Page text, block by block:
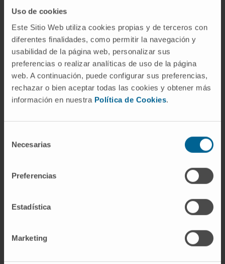
Uso de cookies
Este Sitio Web utiliza cookies propias y de terceros con
diferentes finalidades, como permitir la navegación y
usabilidad de la página web, personalizar sus
preferencias o realizar analíticas de uso de la página
web. A continuación, puede configurar sus preferencias,
rechazar o bien aceptar todas las cookies y obtener más
información en nuestra Política de Cookies.
Necesarias
Preferencias
Estadística
Marketing
La glucosa, un azúcar vital para la producción
membrana celular mediante la difusión
facilitada. Además, la ósmosis es clave para el
mantenimiento del equilibrio hídrico en todo el
cuerpo.
Comprender el transporte pasivo es
alteraciones en estos procesos pueden llevar
a enfermedades. Por ejemplo, las mutaciones
fibrosis quística, una enfermedad en la que el
conduce a la acumulación de moco espeso en
© Clínica Universidad de Navarra 2023